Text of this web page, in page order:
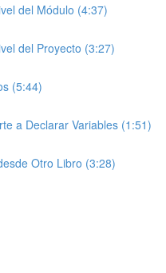
del Módulo (4:37)
del Proyecto (3:27)
(5:44)
a Declarar Variables (1:51)
Otro Libro (3:28)